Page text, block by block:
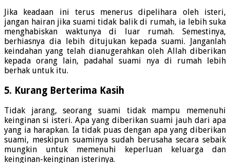
Jika keadaan ini terus menerus dipelihara oleh isteri,
jangan hairan jika suami tidak balik di rumah, ia lebih suka
menghabiskan waktunya di luar rumah. Semestinya,
berhiasnya dia lebih ditujukan kepada suami. Janganlah
keindahan yang telah dianugerahkan oleh Allah diberikan
kepada orang lain, padahal suami nya di rumah lebih
berhak untuk itu.
5. Kurang Berterima Kasih
Tidak jarang, seorang suami tidak mampu memenuhi
keinginan si isteri. Apa yang diberikan suami jauh dari apa
yang ia harapkan. Ia tidak puas dengan apa yang diberikan
suami, meskipun suaminya sudah berusaha secara sebaik
mungkin untuk memenuhi keperluan keluarga dan
keinginan-keinginan isterinya.